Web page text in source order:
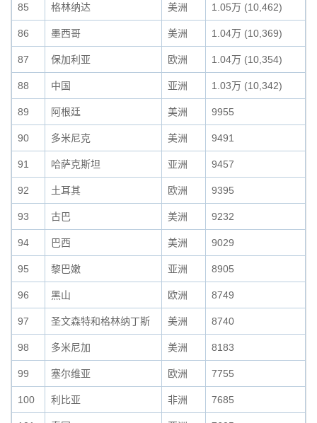
85 格林纳达 美洲 1.05万 (10,462)
86 墨西哥 美洲 1.04万 (10,369)
87 保加利亚 欧洲 1.04万 (10,354)
88 中国 亚洲 1.03万 (10,342)
89 阿根廷 美洲 9955
90 多米尼克 美洲 9491
91 哈萨克斯坦 亚洲 9457
92 土耳其 欧洲 9395
93 古巴 美洲 9232
94 巴西 美洲 9029
95 黎巴嫩 亚洲 8905
96 黑山 欧洲 8749
97 圣文森特和格林纳丁斯 美洲 8740
98 多米尼加 美洲 8183
99 塞尔维亚 欧洲 7755
100 利比亚 非洲 7685